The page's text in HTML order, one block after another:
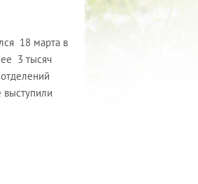
18 марта в
3 тысяч